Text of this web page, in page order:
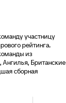
участницу
рейтинга.
из
Британские
сборная